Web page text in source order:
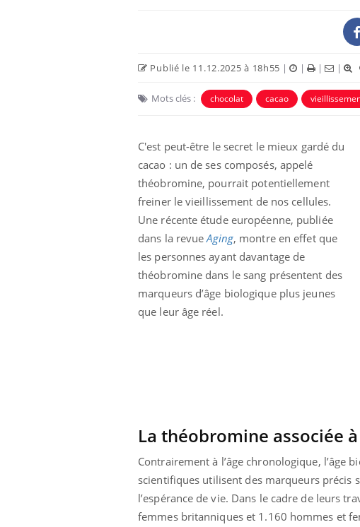
Publié le 11.12.2025 à 18h55 | | | |
Mots clés : chocolat cacao
C'est peut-être le secret le mieux gardé du
cacao : un de ses composés, appelé
théobromine, pourrait potentiellement
freiner le vieillissement de nos cellules.
Une récente étude européenne, publiée
dans la revueAging, montre en effet que
les personnes ayant davantage de
théobromine dans le sang présentent des
marqueurs d’âge biologique plus jeunes
que leur âge réel.
La théobromine associée
Contrairement à l’âge chronologique, l’âge
scientifiques utilisent des marqueurs précis
l’espérance de vie. Dans le cadre de leurs
femmes britanniques et 1.160 hommes et
Fortes chaleurs :
pourquoi le risque de
noyade grimpe-t-il ?
Le Viagra pourrait-il
freiner la propagation du
cancer ?